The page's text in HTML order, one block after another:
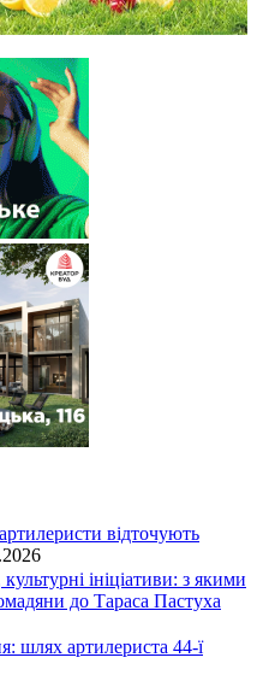
відточують
ініціативи: з якими
до Тараса Пастуха
шлях артилериста 44-ї